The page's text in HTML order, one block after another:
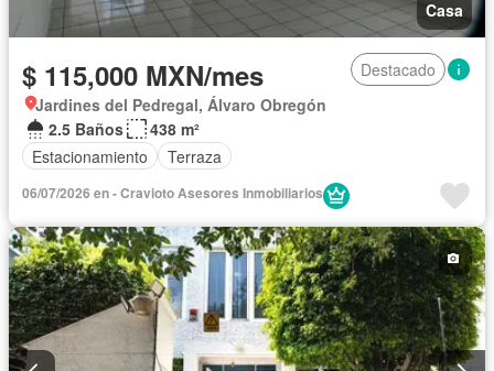
Casa
$ 115,000 MXN/mes
Destacado
Jardines del Pedregal, Álvaro Obregón
2.5 Baños
438 m²
Estacionamiento
Terraza
06/07/2026 en - Cravioto Asesores Inmobiliarios